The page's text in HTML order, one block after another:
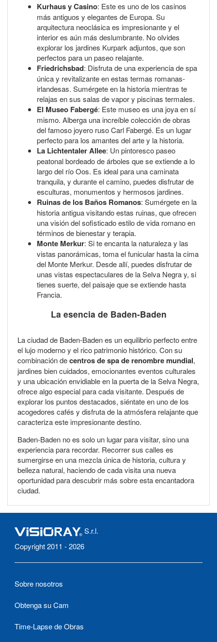
Kurhaus y Casino: Este es uno de los casinos
más antiguos y elegantes de Europa. Su
arquitectura neoclásica es impresionante y el
interior es aún más deslumbrante. No olvides
explorar los jardines Kurpark adjuntos, que son
perfectos para un paseo relajante.
Friedrichsbad: Disfruta de una experiencia de spa
única y revitalizante en estas termas romanas-
irlandesas. Sumérgete en la historia mientras te
relajas en sus salas de vapor y piscinas termales.
El Museo Fabergé: Este museo es una joya en sí
mismo. Alberga una increíble colección de obras
del famoso joyero ruso Carl Fabergé. Es un lugar
perfecto para los amantes del arte y la historia.
La Lichtentaler Allee: Un pintoresco paseo
peatonal bordeado de árboles que se extiende a lo
largo del río Oos. Es ideal para una caminata
tranquila, y durante el camino, puedes disfrutar de
esculturas, monumentos y hermosos jardines.
Ruinas de los Baños Romanos: Sumérgete en la
historia antigua visitando estas ruinas, que ofrecen
una visión del sofisticado estilo de vida romano en
términos de bienestar y terapia.
Monte Merkur: Si te encanta la naturaleza y las
vistas panorámicas, toma el funicular hasta la cima
del Monte Merkur. Desde allí, puedes disfrutar de
unas vistas espectaculares de la Selva Negra y, si
tienes suerte, del paisaje que se extiende hasta
Francia.
La esencia de Baden-Baden
La ciudad de Baden-Baden es un equilibrio perfecto entre
el lujo moderno y el rico patrimonio histórico. Con su
combinación decentros de spa de renombre mundial,
jardines bien cuidados, emocionantes eventos culturales
y una ubicación envidiable en la puerta de la Selva Negra,
ofrece algo especial para cada visitante. Después de
explorar los puntos destacados, siéntate en uno de los
acogedores cafés y disfruta de la atmósfera relajante que
caracteriza este impresionante destino.
Baden-Baden no es solo un lugar para visitar, sino una
experiencia para recordar. Recorrer sus calles es
sumergirse en una mezcla única de historia, cultura y
belleza natural, haciendo de cada visita una nueva
oportunidad para descubrir más sobre esta encantadora
ciudad.
S.r.l.
Copyright 2011 - 2026
Sobre nosotros
Obtenga su Cam
Time-Lapse de Obras